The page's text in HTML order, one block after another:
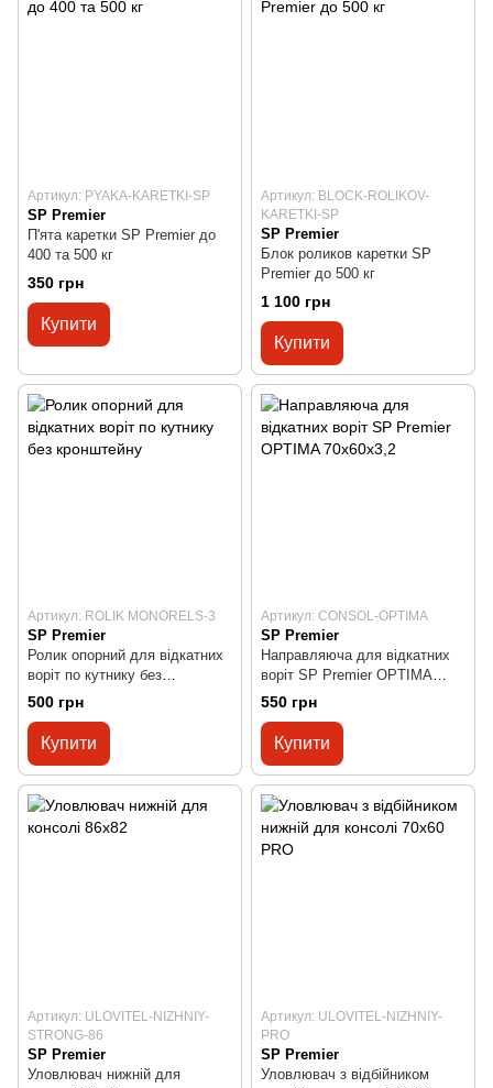
Артикул: PYAKA-KARETKI-SP
SP Premier
П'ята каретки SP Premier до
400 та 500 кг
350 грн
Купити
Артикул: BLOCK-ROLIKOV-
KARETKI-SP
SP Premier
Блок роликов каретки SP
Premier до 500 кг
1 100 грн
Купити
Артикул: ROLIK MONORELS-3
SP Premier
Ролик опорний для відкатних
воріт по кутнику без
кронштейну
500 грн
Купити
Артикул: CONSOL-OPTIMA
SP Premier
Направляюча для відкатних
воріт SP Premier OPTIMA
70х60х3,2
550 грн
Купити
Артикул: ULOVITEL-NIZHNIY-
STRONG-86
SP Premier
Уловлювач нижній для
Артикул: ULOVITEL-NIZHNIY-
PRO
SP Premier
Уловлювач з відбійником